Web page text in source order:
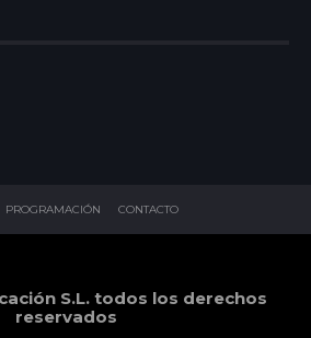
PROGRAMACIÓN CONTACTO
S.L. todos los derechos
reservados